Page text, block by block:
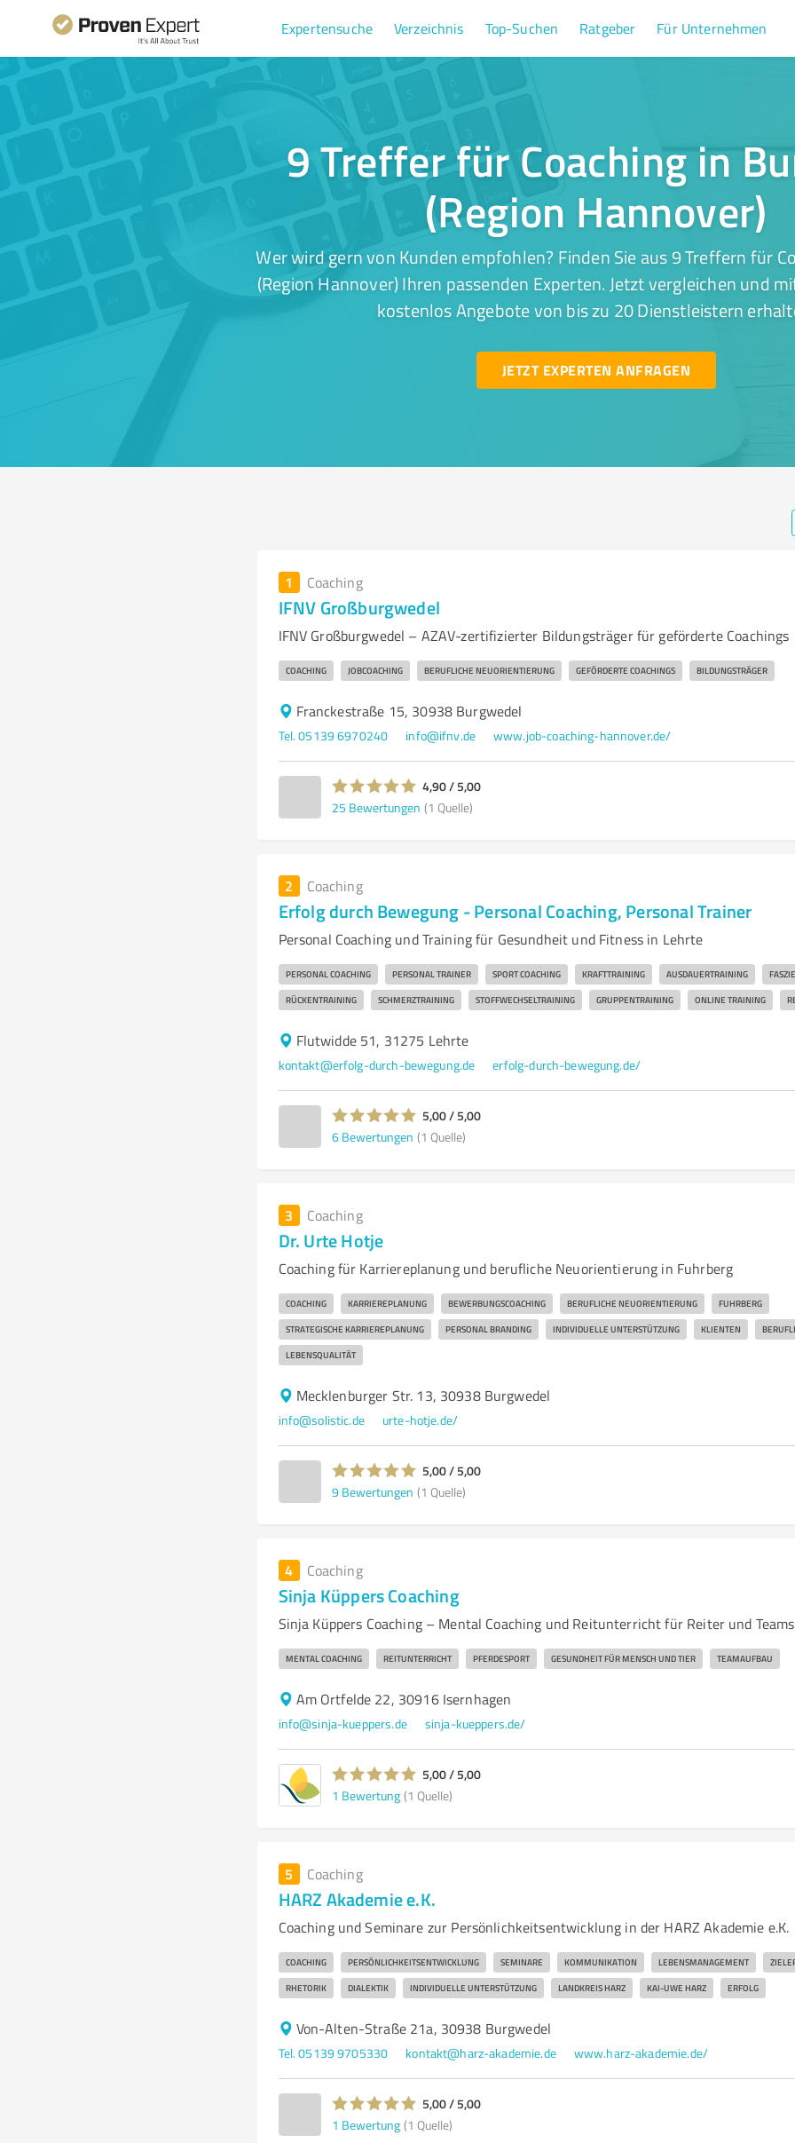
Expertensuche Verzeichnis Top-Suchen Ratgeber Für Unternehmen
9 Treffer für Coaching in
(Region Hannover)
Wer wird gern von Kunden empfohlen? Finden Sie aus 9 Treffern für
(Region Hannover) Ihren passenden Experten. Jetzt vergleichen und
kostenlos Angebote von bis zu 20 Dienstleistern
JETZT EXPERTEN ANFRAGEN
1 Coaching
IFNV Großburgwedel
IFNV Großburgwedel – AZAV-zertifizierter Bildungsträger für geförderte Coachings
COACHING JOBCOACHING BERUFLICHE NEUORIENTIERUNG GEFÖRDERTE COACHINGS BILDUNGSTRÄGER
Franckestraße 15, 30938 Burgwedel
Tel. 05139 6970240 info@ifnv.de www.job-coaching-hannover.de/
4,90 / 5,00
25 Bewertungen (1 Quelle)
2 Coaching
Erfolg durch Bewegung - Personal Coaching, Personal Trainer
Personal Coaching und Training für Gesundheit und Fitness in Lehrte
PERSONAL COACHING PERSONAL TRAINER SPORT COACHING KRAFTTRAINING AUSDAUERTRAINING
RÜCKENTRAINING SCHMERZTRAINING STOFFWECHSELTRAINING GRUPPENTRAINING ONLINE TRAINING
Flutwidde 51, 31275 Lehrte
kontakt@erfolg-durch-bewegung.de erfolg-durch-bewegung.de/
5,00 / 5,00
6 Bewertungen (1 Quelle)
3 Coaching
Dr. Urte Hotje
Coaching für Karriereplanung und berufliche Neuorientierung in Fuhrberg
COACHING KARRIEREPLANUNG BEWERBUNGSCOACHING BERUFLICHE NEUORIENTIERUNG FUHRBERG
STRATEGISCHE KARRIEREPLANUNG PERSONAL BRANDING INDIVIDUELLE UNTERSTÜTZUNG KLIENTEN
LEBENSQUALITÄT
Mecklenburger Str. 13, 30938 Burgwedel
info@solistic.de urte-hotje.de/
5,00 / 5,00
9 Bewertungen (1 Quelle)
4 Coaching
Sinja Küppers Coaching
Sinja Küppers Coaching – Mental Coaching und Reitunterricht für Reiter und Teams
MENTAL COACHING REITUNTERRICHT PFERDESPORT GESUNDHEIT FÜR MENSCH UND TIER TEAMAUFBAU
Am Ortfelde 22, 30916 Isernhagen
info@sinja-kueppers.de sinja-kueppers.de/
5,00 / 5,00
1 Bewertung (1 Quelle)
5 Coaching
HARZ Akademie e.K.
Coaching und Seminare zur Persönlichkeitsentwicklung in der HARZ Akademie e.K.
COACHING PERSÖNLICHKEITSENTWICKLUNG SEMINARE KOMMUNIKATION LEBENSMANAGEMENT
RHETORIK DIALEKTIK INDIVIDUELLE UNTERSTÜTZUNG LANDKREIS HARZ KAI-UWE HARZ ERFOLG
Von-Alten-Straße 21a, 30938 Burgwedel
Tel. 05139 9705330 kontakt@harz-akademie.de www.harz-akademie.de/
5,00 / 5,00
1 Bewertung (1 Quelle)